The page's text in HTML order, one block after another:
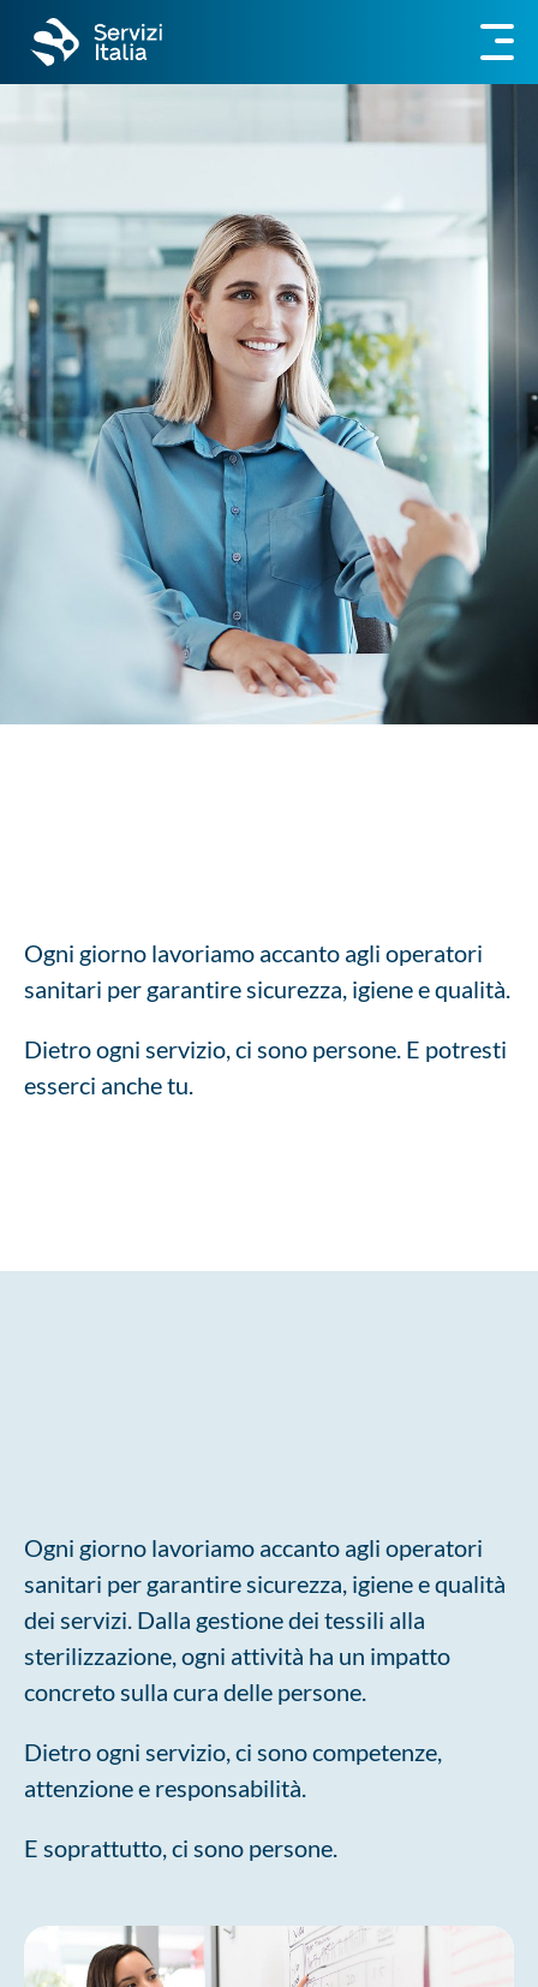
Ogni giorno lavoriamo accanto agli operatori
sanitari per garantire sicurezza, igiene e qualità.
Dietro ogni servizio, ci sono persone. E potresti
esserci anche tu.
Ogni giorno lavoriamo accanto agli operatori
sanitari per garantire sicurezza, igiene e qualità
dei servizi. Dalla gestione dei tessili alla
sterilizzazione, ogni attività ha un impatto
concreto sulla cura delle persone.
Dietro ogni servizio, ci sono competenze,
attenzione e responsabilità.
E soprattutto, ci sono persone.